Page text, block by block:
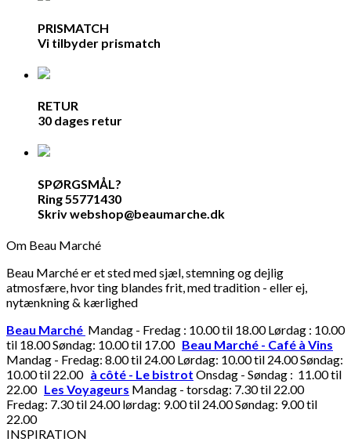
PRISMATCH
Vi tilbyder prismatch
RETUR
30 dages retur
SPØRGSMÅL?
Ring 55771430
Skriv webshop@beaumarche.dk
Om Beau Marché
Beau Marché er et sted med sjæl, stemning og dejlig
atmosfære, hvor ting blandes frit, med tradition - eller ej,
nytænkning & kærlighed
Beau Marché Mandag - Fredag : 10.00 til 18.00 Lørdag : 10.00
til 18.00 Søndag: 10.00 til 17.00 Beau Marché - Café à Vins
Mandag - Fredag: 8.00 til 24.00 Lørdag: 10.00 til 24.00 Søndag:
10.00 til 22.00 à côté - Le bistrot Onsdag - Søndag : 11.00 til
22.00 Les Voyageurs Mandag - torsdag: 7.30 til 22.00
Fredag: 7.30 til 24.00 lørdag: 9.00 til 24.00 Søndag: 9.00 til
22.00
INSPIRATION